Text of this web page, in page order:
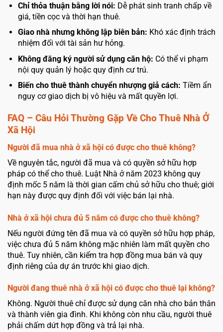
Chỉ thỏa thuận bằng lời nói: Dễ phát sinh tranh chấp về
giá, tiền cọc và thời hạn thuê.
Giao nhà nhưng không lập biên bản: Khó xác định trách
nhiệm đối với tài sản hư hỏng.
Không đăng ký người sử dụng căn hộ: Có thể vi phạm
nội quy quản lý hoặc quy định cư trú.
Biến cho thuê thành chuyển nhượng giả cách: Tiềm ẩn
nguy cơ giao dịch bị vô hiệu và mất quyền lợi.
FAQ – Câu Hỏi Thường Gặp Về Cho Thuê Nhà Ở
Xã Hội
Người đã mua nhà ở xã hội có được cho thuê không?
Về nguyên tắc, người đã mua và có quyền sở hữu hợp
pháp có thể cho thuê. Luật Nhà ở năm 2023 không quy
định mốc 5 năm là thời gian cấm chủ sở hữu cho thuê; giới
hạn này được quy định đối với việc bán lại nhà.
Nhà ở xã hội chưa đủ 5 năm có được cho thuê không?
Nếu người đứng tên đã mua và có quyền sở hữu hợp pháp,
việc chưa đủ 5 năm không mặc nhiên làm mất quyền cho
thuê. Tuy nhiên, cần kiểm tra hợp đồng mua bán và quy
định riêng của dự án trước khi giao dịch.
Người đang thuê nhà ở xã hội có được cho thuê lại không?
Không. Người thuê chỉ được sử dụng căn nhà cho bản thân
và thành viên gia đình. Khi không còn nhu cầu, người thuê
phải chấm dứt hợp đồng và trả lại nhà.